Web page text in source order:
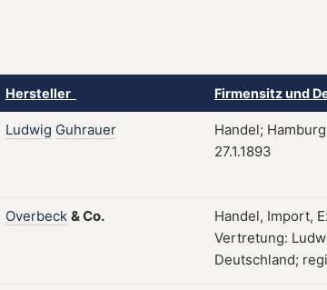
Hersteller Firmensitz und
Ludwig Guhrauer
Handel;
27.1.1893
Overbeck &Co.
Handel, Import,
Vertretung:
Deutschland;